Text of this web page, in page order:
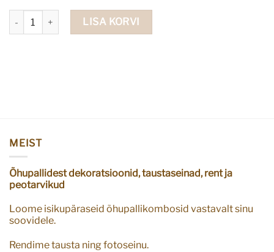
Fooliumist õhupall Baby Shark ümmargune kogus
LISA KORVI
MEIST
Õhupallidest dekoratsioonid, taustaseinad, rent ja
peotarvikud
Loome isikupäraseid õhupallikombosid vastavalt sinu
soovidele.
Rendime tausta ning fotoseinu.